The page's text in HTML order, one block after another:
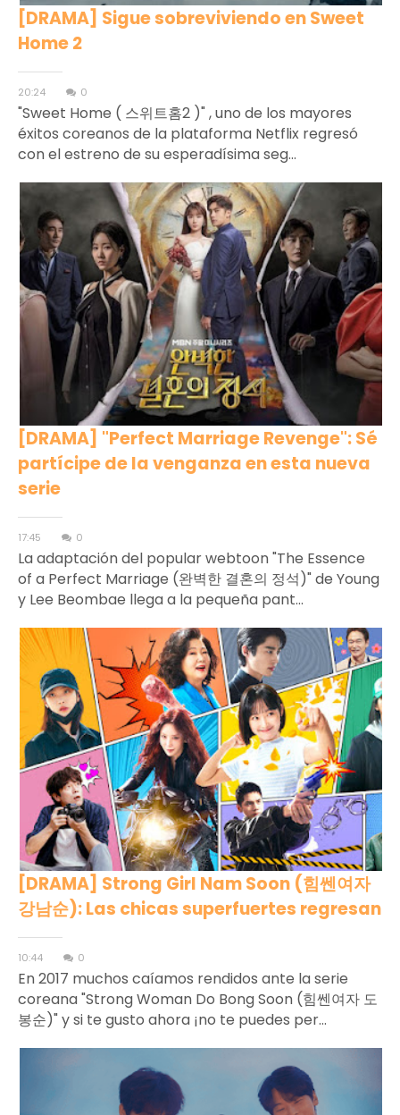
[DRAMA] Sigue sobreviviendo en Sweet
Home 2
20:24 0
"Sweet Home ( 스위트홈2 )" , uno de los mayores
éxitos coreanos de la plataforma Netflix regresó
con el estreno de su esperadísima seg...
[DRAMA] "Perfect Marriage Revenge": Sé
partícipe de la venganza en esta nueva
serie
17:45 0
La adaptación del popular webtoon "The Essence
of a Perfect Marriage (완벽한 결혼의 정석)" de Young
y Lee Beombae llega a la pequeña pant...
[DRAMA] Strong Girl Nam Soon (힘쎈여자
강남순): Las chicas superfuertes regresan
10:44 0
En 2017 muchos caíamos rendidos ante la serie
coreana "Strong Woman Do Bong Soon (힘쎈여자 도
봉순)" y si te gusto ahora ¡no te puedes per...